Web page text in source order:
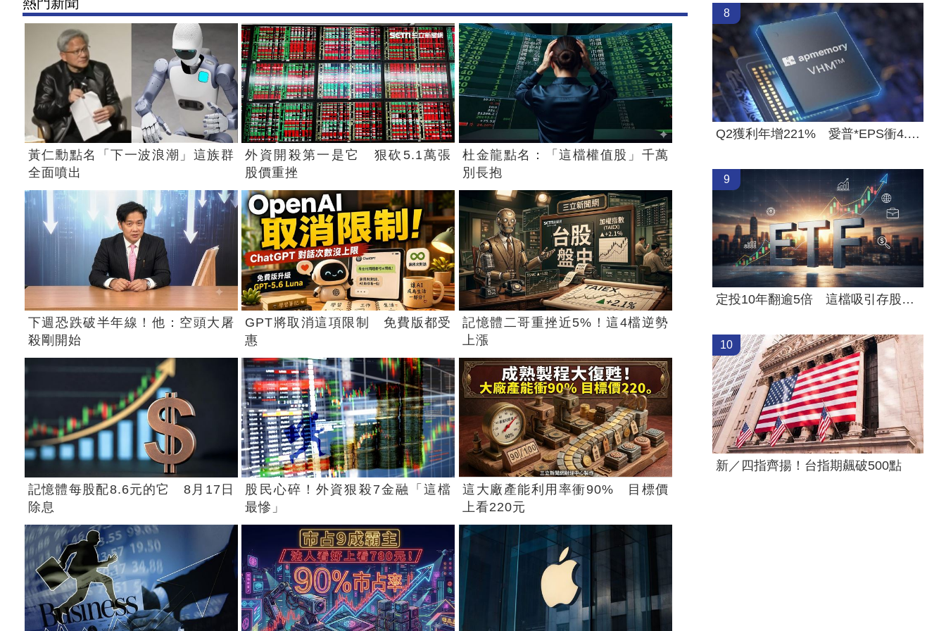
熱門新聞
黃仁勳點名「下一波浪潮」這族群
全面噴出
外資開殺第一是它 狠砍5.1萬張
股價重挫
杜金龍點名：「這檔權值股」千萬
別長抱
下週恐跌破半年線！他：空頭大屠
殺剛開始
GPT將取消這項限制 免費版都受
惠
記憶體二哥重挫近5%！這4檔逆勢
上漲
記憶體每股配8.6元的它 8月17日
除息
股民心碎！外資狠殺7金融「這檔
最慘」
這大廠產能利用率衝90% 目標價
上看220元
8
Q2獲利年增221% 愛普*EPS衝4.18元！
9
定投10年翻逾5倍 這檔吸引存股族卡位！
10
新／四指齊揚！台指期飆破500點